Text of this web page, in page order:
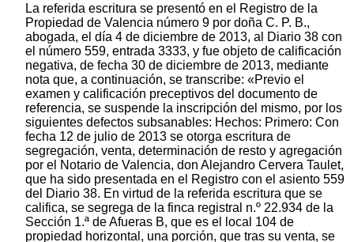
La referida escritura se presentó en el Registro de la
Propiedad de Valencia número 9 por doña C. P. B.,
abogada, el día 4 de diciembre de 2013, al Diario 38 con
el número 559, entrada 3333, y fue objeto de calificación
negativa, de fecha 30 de diciembre de 2013, mediante
nota que, a continuación, se transcribe: «Previo el
examen y calificación preceptivos del documento de
referencia, se suspende la inscripción del mismo, por los
siguientes defectos subsanables: Hechos: Primero: Con
fecha 12 de julio de 2013 se otorga escritura de
segregación, venta, determinación de resto y agregación
por el Notario de Valencia, don Alejandro Cervera Taulet,
que ha sido presentada en el Registro con el asiento 559
del Diario 38. En virtud de la referida escritura que se
califica, se segrega de la finca registral n.º 22.934 de la
Sección 1.ª de Afueras B, que es el local 104 de
propiedad horizontal, una porción, que tras su venta, se